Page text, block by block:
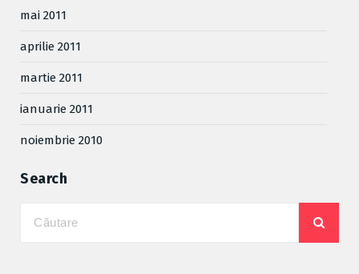
mai 2011
aprilie 2011
martie 2011
ianuarie 2011
noiembrie 2010
Search